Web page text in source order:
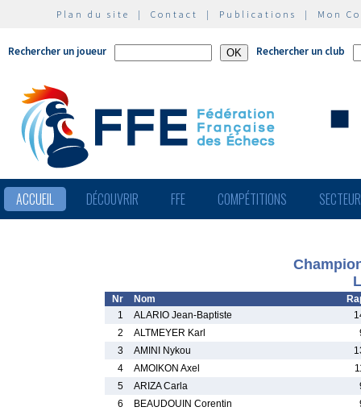
Plan du site | Contact | Publications | Mon
Rechercher un joueur Rechercher un club
ACCUEIL DÉCOUVRIR FFE COMPÉTITIONS
Nr Nom
1
ALARIO Jean-Baptiste
2
ALTMEYER Karl
3
AMINI Nykou
4
AMOIKON Axel
5
ARIZA Carla
6
BEAUDOUIN Corentin